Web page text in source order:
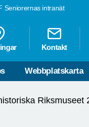
Seniorernas intranät
Kontakt
Webbplatskarta